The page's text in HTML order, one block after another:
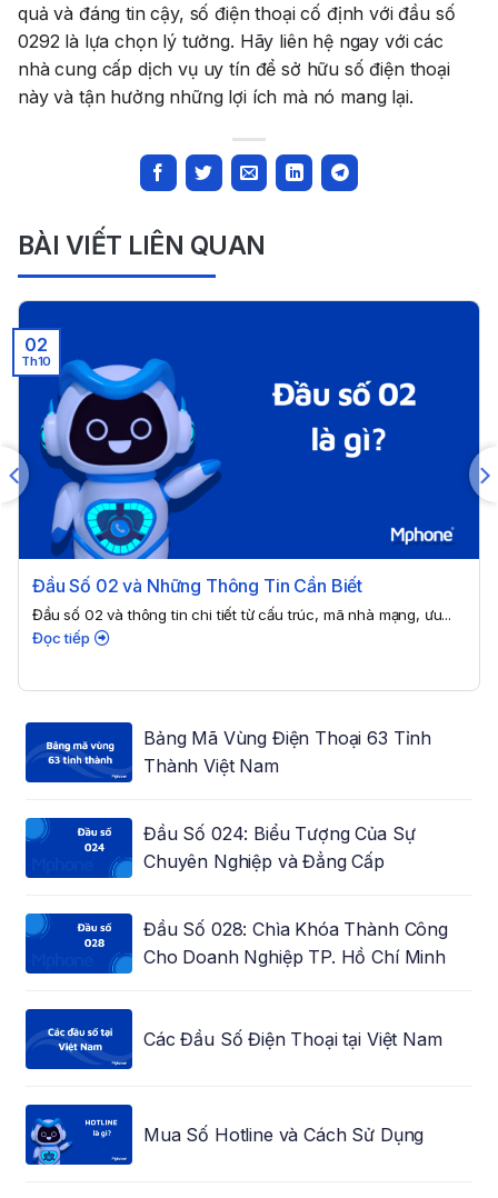
quả và đáng tin cậy, số điện thoại cố định với đầu số
0292 là lựa chọn lý tưởng. Hãy liên hệ ngay với các
nhà cung cấp dịch vụ uy tín để sở hữu số điện thoại
này và tận hưởng những lợi ích mà nó mang lại.
BÀI VIẾT LIÊN QUAN
Đầu Số 02 và Những Thông Tin Cần Biết
Đầu số 02 và thông tin chi tiết từ cấu trúc, mã nhà mạng, ưu...
Đọc tiếp
02
Th10
Bảng Mã Vùng Điện Thoại 63 Tỉnh
Thành Việt Nam
Đầu Số 024: Biểu Tượng Của Sự
Chuyên Nghiệp và Đẳng Cấp
Đầu Số 028: Chìa Khóa Thành Công
Cho Doanh Nghiệp TP. Hồ Chí Minh
Các Đầu Số Điện Thoại tại Việt Nam
Mua Số Hotline và Cách Sử Dụng